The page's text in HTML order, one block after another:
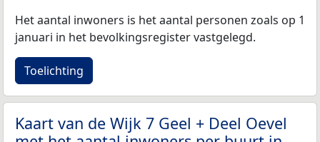
Het aantal inwoners is het aantal personen zoals op 1
januari in het bevolkingsregister vastgelegd.
Toelichting
Kaart van de Wijk 7 Geel + Deel Oevel